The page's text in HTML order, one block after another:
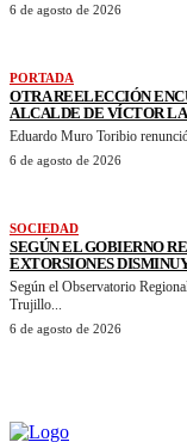
6 de agosto de 2026
PORTADA
OTRA REELECCIÓN
ALCALDE DE VÍCTOR
Eduardo Muro Toribio
6 de agosto de 2026
SOCIEDAD
SEGÚN EL GOBIERNO
EXTORSIONES
Según el Observatorio
Trujillo...
6 de agosto de 2026